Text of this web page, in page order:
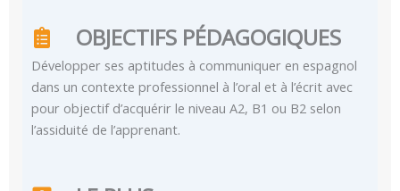
OBJECTIFS PÉDAGOGIQUES
Développer ses aptitudes à communiquer en espagnol
dans un contexte professionnel à l’oral et à l’écrit avec
pour objectif d’acquérir le niveau A2, B1 ou B2 selon
l’assiduité de l’apprenant.